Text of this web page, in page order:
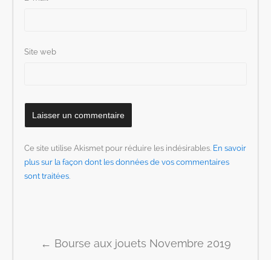
Site web
Ce site utilise Akismet pour réduire les indésirables. En savoir
plus sur la façon dont les données de vos commentaires
sont traitées.
Post navigation
← Bourse aux jouets Novembre 2019